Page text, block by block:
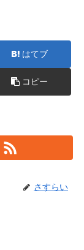
はてブ
コピー
さすらい